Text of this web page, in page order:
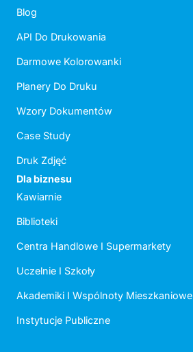
Blog
API Do Drukowania
Darmowe Kolorowanki
Planery Do Druku
Wzory Dokumentów
Case Study
Druk Zdjęć
Dla biznesu
Kawiarnie
Biblioteki
Centra Handlowe I Supermarkety
Uczelnie I Szkoły
Akademiki I Wspólnoty Mieszkaniowe
Instytucje Publiczne